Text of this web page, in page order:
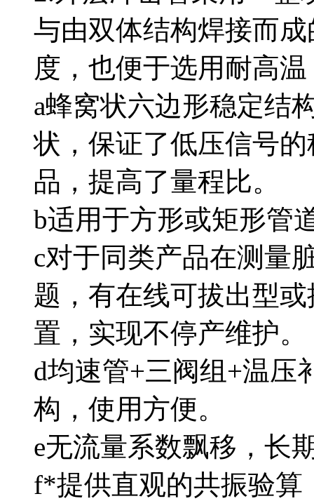
与由双体结构焊接而
度，也便于选用耐高温
a蜂窝状六边形稳定结构
状，保证了低压信号的
品，提高了量程比。
b适用于方形或矩形管道
c对于同类产品在测量
题，有在线可拔出型
置，实现不停产维护。
d均速管+三阀组+温压
构，使用方便。
e无流量系数飘移，长期
f*提供直观的共振验算